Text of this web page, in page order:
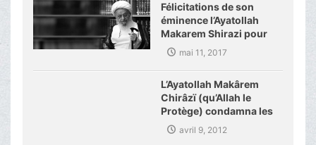
Félicitations de son
éminence l’Ayatollah
Makarem Shirazi pour
les activités de
l’académie des sciences
islamiques d’Allemagne
mai 11, 2017
L’Ayatollah Makârem
Chirâzï (qu’Allah le
Protège) condamna les
derniers crimes dans
Pakistan
avril 9, 2012